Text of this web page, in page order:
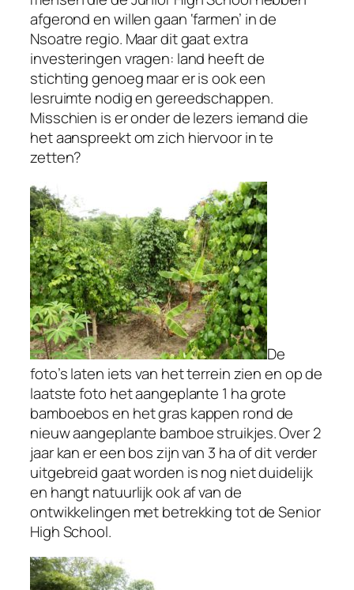
afgerond en willen gaan ‘farmen’ in de
Nsoatre regio. Maar dit gaat extra
investeringen vragen: land heeft de
stichting genoeg maar er is ook een
lesruimte nodig en gereedschappen.
Misschien is er onder de lezers iemand die
het aanspreekt om zich hiervoor in te
zetten?
De
foto’s laten iets van het terrein zien en op de
laatste foto het aangeplante 1 ha grote
bamboebos en het gras kappen rond de
nieuw aangeplante bamboe struikjes. Over 2
jaar kan er een bos zijn van 3 ha of dit verder
uitgebreid gaat worden is nog niet duidelijk
en hangt natuurlijk ook af van de
ontwikkelingen met betrekking tot de Senior
High School.